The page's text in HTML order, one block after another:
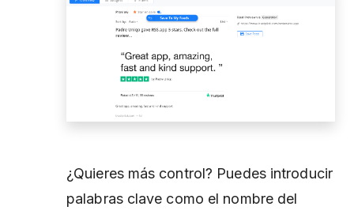
¿Quieres más control? Puedes introducir
palabras clave como el nombre del